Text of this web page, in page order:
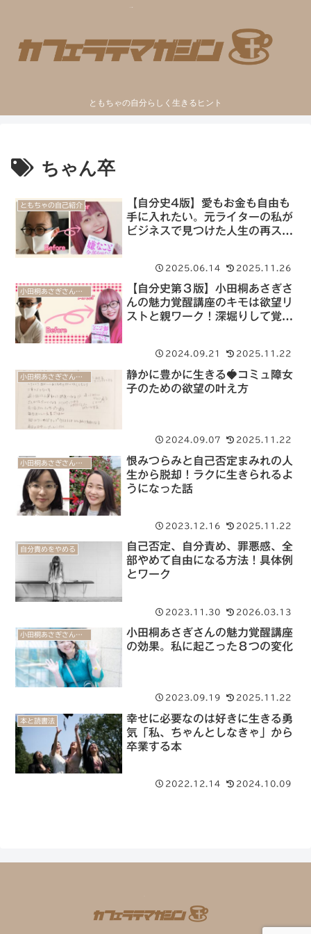
ともちゃの自分らしく生きるヒント
ちゃん卒
ともちゃの自己紹介
【自分史4版】愛もお金も自由も
手に入れたい。元ライターの私が
ビジネスで見つけた人生の再スタ
2025.06.14 2025.11.26
小田桐あさぎさんの魅力覚醒講座【体験談】
【自分史第３版】小田桐あさぎさ
んの魅力覚醒講座のキモは欲望リ
ストと親ワーク！深堀りして覚醒
2024.09.21 2025.11.22
小田桐あさぎさんの魅力覚醒講座【体験談】
静かに豊かに生きる🍓コミュ障女
子のための欲望の叶え方
2024.09.07 2025.11.22
小田桐あさぎさんの魅力覚醒講座【体験談】
恨みつらみと自己否定まみれの人
生から脱却！ラクに生きられるよ
うになった話
2023.12.16 2025.11.22
自分責めをやめる
自己否定、自分責め、罪悪感、全
部やめて自由になる方法！具体例
とワーク
2023.11.30 2026.03.13
小田桐あさぎさんの魅力覚醒講座【体験談】
小田桐あさぎさんの魅力覚醒講座
の効果。私に起こった８つの変化
2023.09.19 2025.11.22
本と読書法
幸せに必要なのは好きに生きる勇
気「私、ちゃんとしなきゃ」から
卒業する本
2022.12.14 2024.10.09